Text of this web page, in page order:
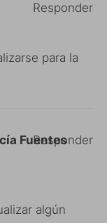
para la
Responder
Fuentes
algún
Responder